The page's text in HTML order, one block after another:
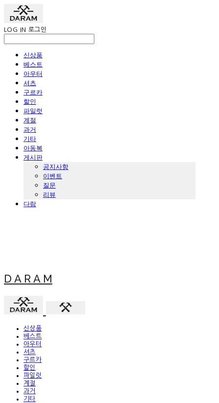
LOG IN 로그인
신상품
베스트
아우터
셔츠
구르카
할인
파일럿
계절
과거
기타
아동복
게시판
공지사항
이벤트
질문
리뷰
다람
D A R A M
신상품
베스트
아우터
셔츠
구르카
할인
파일럿
계절
과거
기타